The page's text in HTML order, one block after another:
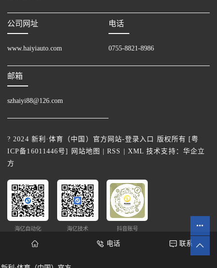
公司网址
www.haiyiauto.com
电话
0755-8821-8986
邮箱
szhaiyi88@126.com
? 2024 新利·体育（中国）官方网站-登录入口 版权所有 [粤
ICP备16011446号] 网站地图 |RSS XML 技术支持： 华企立
方
海亿自动化 海亿技术 抖音账号
电话 联系